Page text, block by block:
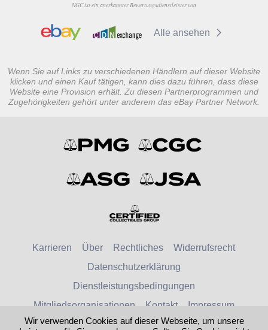
NGC ist ein anerkannter Bewertungsdienstleister von
Alle ansehen
Wenn Sie auf Links zu verschiedenen Händlern auf dieser Website
klicken und einen Kauf tätigen, kann dies dazu führen, dass diese
Website eine Provision erhält. Zu diesen Partnerprogrammen und
Zugehörigkeiten gehört unter anderem das eBay Partner Network.
Karrieren Über Rechtliches
Widerrufsrecht
Datenschutzerklärung
Dienstleistungsbedingungen
Mitgliedsorganisationen
Kontakt Impressum
Wir verwenden Cookies auf dieser Webseite, um unsere